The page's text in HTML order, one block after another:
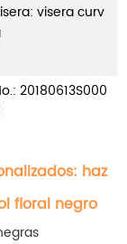
visera curv
.: 20180613S000
haz
floral negro